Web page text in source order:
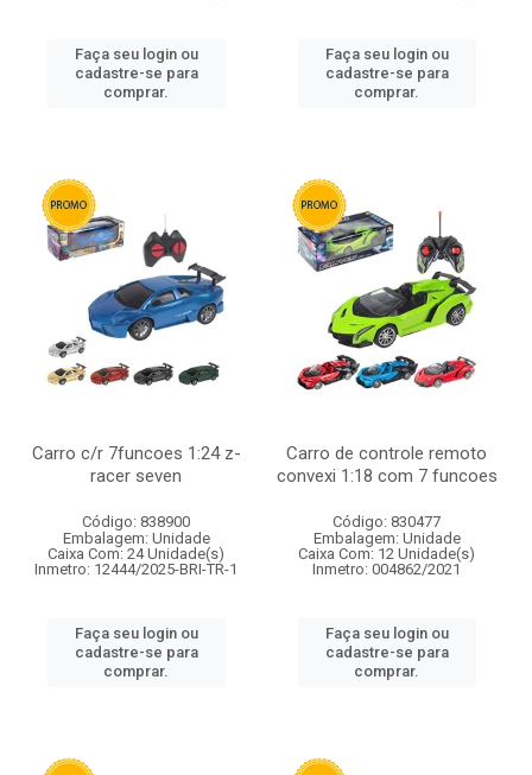
Faça seu login ou
cadastre-se para
comprar.
Faça seu login ou
cadastre-se para
comprar.
Carro c/r 7funcoes 1:24 z-
racer seven
Código: 838900
Embalagem: Unidade
Caixa Com: 24 Unidade(s)
Inmetro: 12444/2025-BRI-TR-1
Faça seu login ou
cadastre-se para
comprar.
Carro de controle remoto
convexi 1:18 com 7 funcoes
Código: 830477
Embalagem: Unidade
Caixa Com: 12 Unidade(s)
Inmetro: 004862/2021
Faça seu login ou
cadastre-se para
comprar.